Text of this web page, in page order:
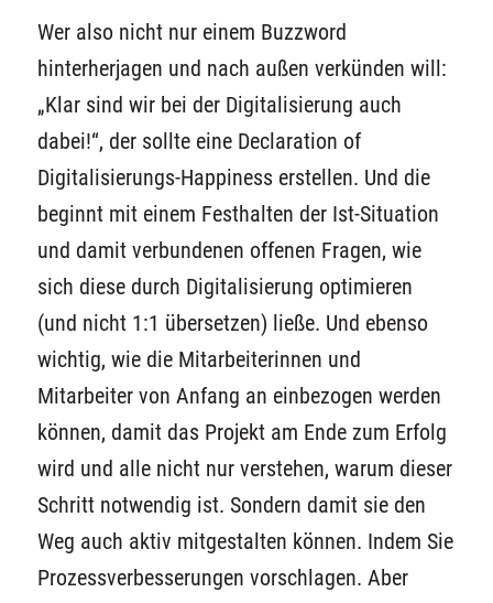
Wer also nicht nur einem Buzzword
hinterherjagen und nach außen verkünden will:
„Klar sind wir bei der Digitalisierung auch
dabei!“, der sollte eine Declaration of
Digitalisierungs-Happiness erstellen. Und die
beginnt mit einem Festhalten der Ist-Situation
und damit verbundenen offenen Fragen, wie
sich diese durch Digitalisierung optimieren
(und nicht 1:1 übersetzen) ließe. Und ebenso
wichtig, wie die Mitarbeiterinnen und
Mitarbeiter von Anfang an einbezogen werden
können, damit das Projekt am Ende zum Erfolg
wird und alle nicht nur verstehen, warum dieser
Schritt notwendig ist. Sondern damit sie den
Weg auch aktiv mitgestalten können. Indem Sie
Prozessverbesserungen vorschlagen. Aber